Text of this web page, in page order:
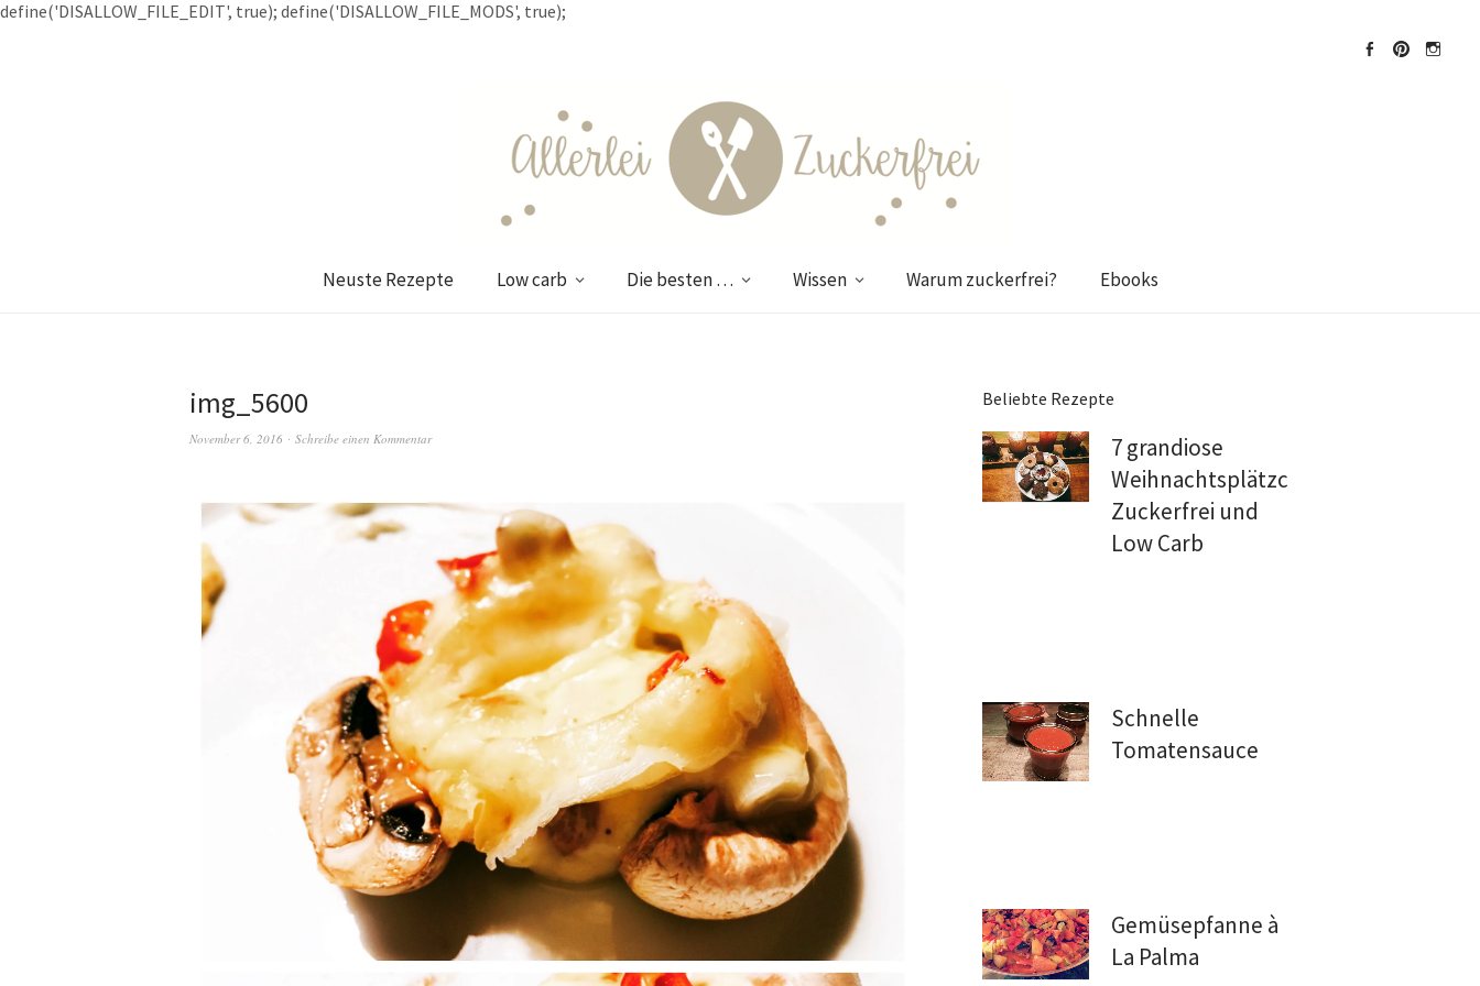
define('DISALLOW_FILE_EDIT', true); define('DISALLOW_FILE_MODS', true);
Neuste Rezepte Low carb Die besten … Wissen Warum zuckerfrei? Ebooks
img_5600
November 6, 2016 Schreibe einen Kommentar
Beliebte Rezepte
7 grandiose
Weihnachtsplätzchen:
Zuckerfrei und
Low Carb
Schnelle
Tomatensauce
Gemüsepfanne à
La Palma